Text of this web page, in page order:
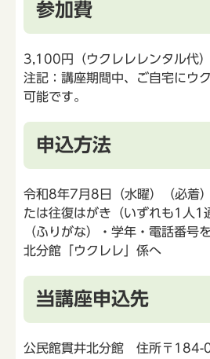
参加費
3,100円（ウクレレレンタル代）
注記：講座期間中、ご自宅にウ
可能です。
申込方法
令和8年7月8日（水曜）（必着
たは往復はがき（いずれも1人1
（ふりがな）・学年・電話番号
北分館「ウクレレ」係へ
当講座申込先
公民館貫井北分館 住所〒184-